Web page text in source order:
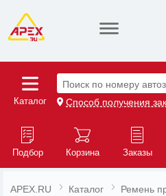
Каталог
Поиск по номеру
Способ получения
Подбор Корзина Заказы
APEX.RU Каталог
Ремень